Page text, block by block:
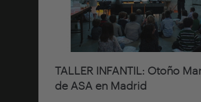
TALLER INFANTIL: Otoño
de ASA en Madrid